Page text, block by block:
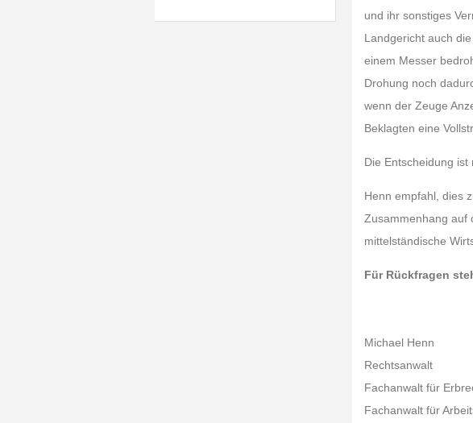
und ihr sonstiges
Landgericht auch
einem Messer
Drohung noch
wenn der Zeuge
Beklagten eine
Die Entscheidung ist
Henn empfahl, dies
Zusammenhang auf
mittelständische
Für Rückfragen
Michael Henn
Rechtsanwalt
Fachanwalt für
Fachanwalt für